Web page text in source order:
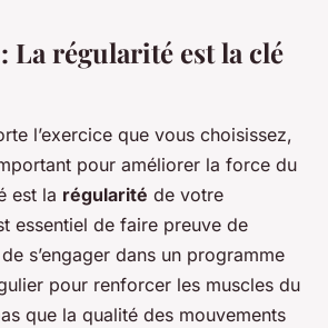
La régularité est la clé
l’exercice que vous choisissez,
pour améliorer la force du
est la régularité de votre
essentiel de faire preuve de
s’engager dans un programme
pour renforcer les muscles du
que la qualité des mouvements